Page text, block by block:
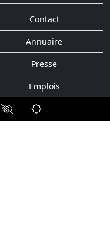
Contact
Annuaire
Presse
Emplois